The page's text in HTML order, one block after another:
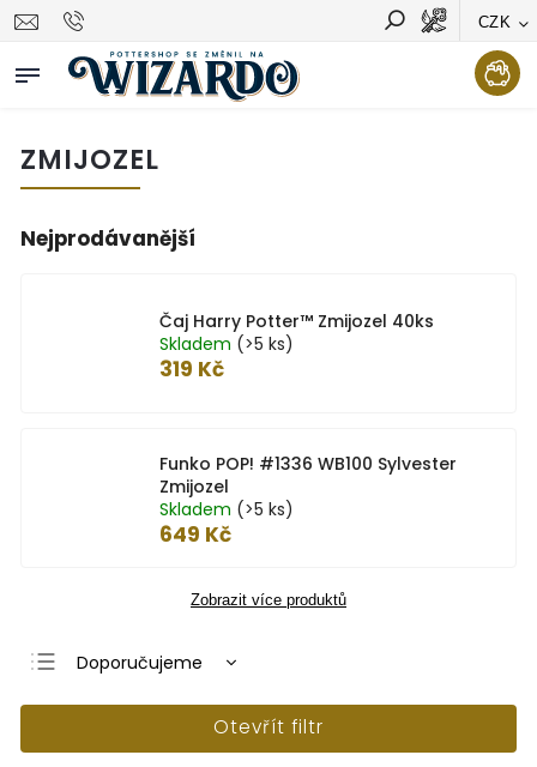
CZK
Vyhledávání Hledat
ZMIJOZEL
Nejprodávanější
Čaj Harry Potter™ Zmijozel 40ks
Skladem (>5 ks)
319 Kč
Funko POP! #1336 WB100 Sylvester
Zmijozel
Skladem (>5 ks)
649 Kč
Zobrazit více produktů
Doporučujeme
Nejlevnější
Otevřít filtr